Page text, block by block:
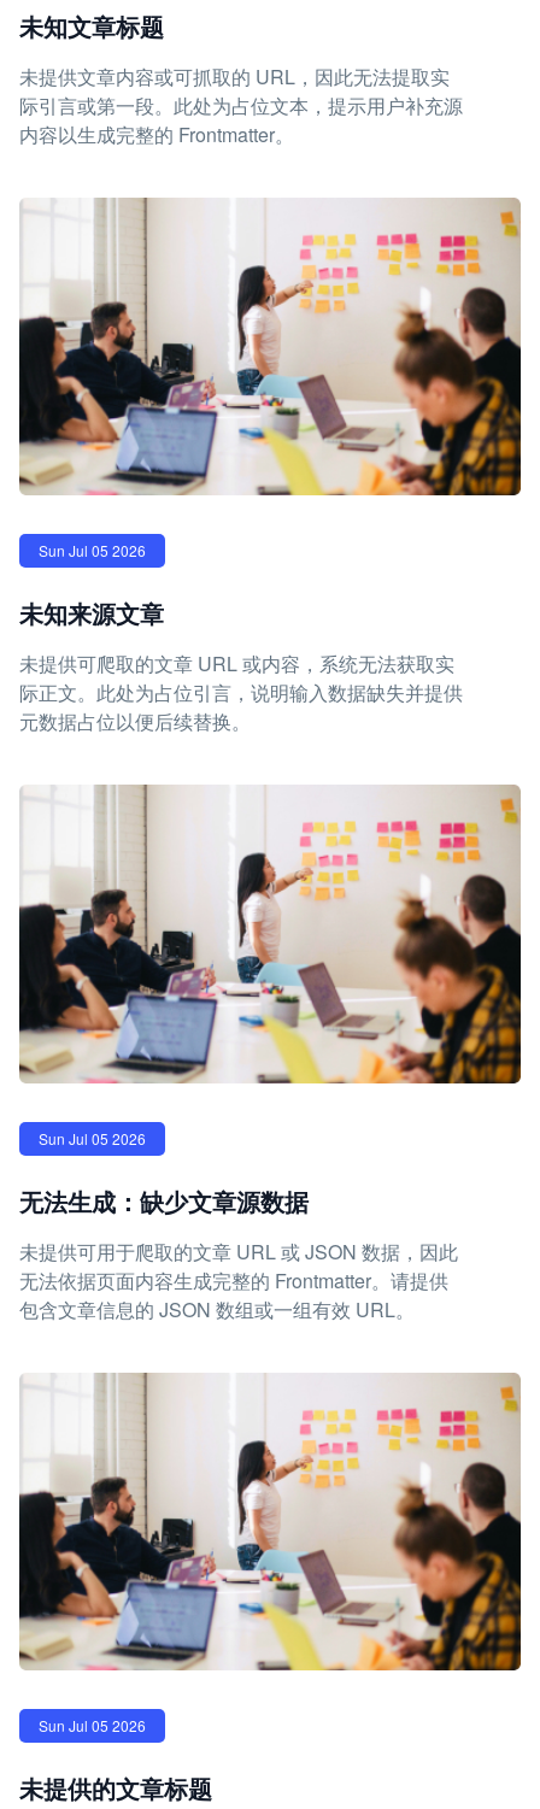
未知文章标题
未提供文章内容或可抓取的 URL，因此无法提取实
际引言或第一段。此处为占位文本，提示用户补充源
内容以生成完整的 Frontmatter。
Sun Jul 05 2026
未知来源文章
未提供可爬取的文章 URL 或内容，系统无法获取实
际正文。此处为占位引言，说明输入数据缺失并提供
元数据占位以便后续替换。
Sun Jul 05 2026
无法生成：缺少文章源数据
未提供可用于爬取的文章 URL 或 JSON 数据，因此
无法依据页面内容生成完整的 Frontmatter。请提供
包含文章信息的 JSON 数组或一组有效 URL。
Sun Jul 05 2026
未提供的文章标题